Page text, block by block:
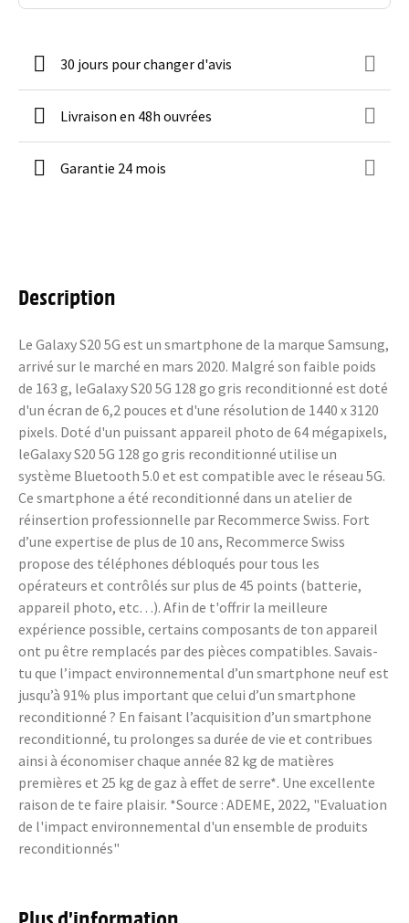
30 jours pour changer d'avis
Livraison en 48h ouvrées
Garantie 24 mois
Description
Le Galaxy S20 5G est un smartphone de la marque Samsung,
arrivé sur le marché en mars 2020. Malgré son faible poids
de 163 g, leGalaxy S20 5G 128 go gris reconditionné est doté
d'un écran de 6,2 pouces et d'une résolution de 1440 x 3120
pixels. Doté d'un puissant appareil photo de 64 mégapixels,
leGalaxy S20 5G 128 go gris reconditionné utilise un
système Bluetooth 5.0 et est compatible avec le réseau 5G.
Ce smartphone a été reconditionné dans un atelier de
réinsertion professionnelle par Recommerce Swiss. Fort
d’une expertise de plus de 10 ans, Recommerce Swiss
propose des téléphones débloqués pour tous les
opérateurs et contrôlés sur plus de 45 points (batterie,
appareil photo, etc…). Afin de t'offrir la meilleure
expérience possible, certains composants de ton appareil
ont pu être remplacés par des pièces compatibles. Savais-
tu que l’impact environnemental d’un smartphone neuf est
jusqu’à 91% plus important que celui d’un smartphone
reconditionné ? En faisant l’acquisition d’un smartphone
reconditionné, tu prolonges sa durée de vie et contribues
ainsi à économiser chaque année 82 kg de matières
premières et 25 kg de gaz à effet de serre*. Une excellente
raison de te faire plaisir. *Source : ADEME, 2022, "Evaluation
de l'impact environnemental d'un ensemble de produits
reconditionnés"
Plus d’information